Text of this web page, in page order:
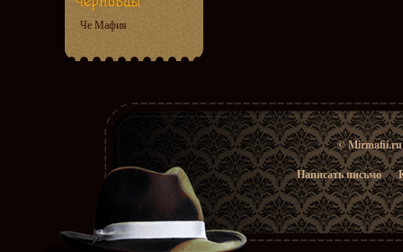
Че Мафия
© Mirmafii.ru
Написать письмо